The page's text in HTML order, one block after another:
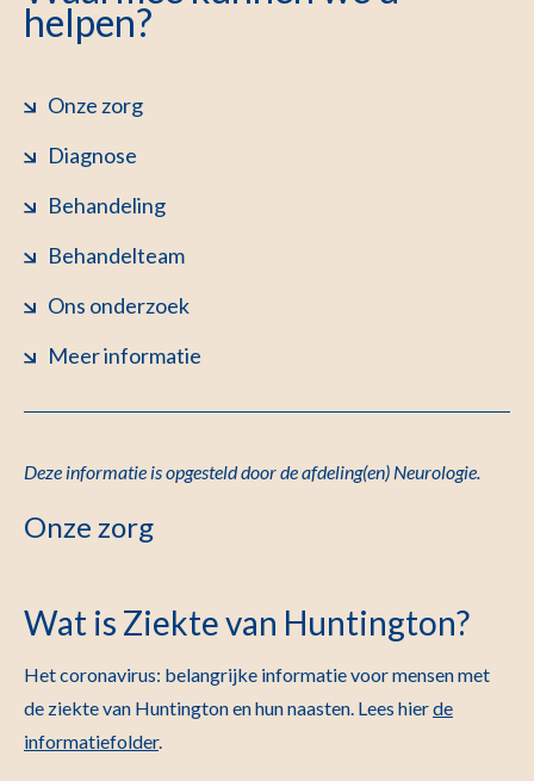
helpen?
Onze zorg
Diagnose
Behandeling
Behandelteam
Ons onderzoek
Meer informatie
Deze informatie is opgesteld door de afdeling(en) Neurologie.
Onze zorg
Wat is Ziekte van Huntington?
Het coronavirus: belangrijke informatie voor mensen met
de ziekte van Huntington en hun naasten. Lees hierde
informatiefolder.